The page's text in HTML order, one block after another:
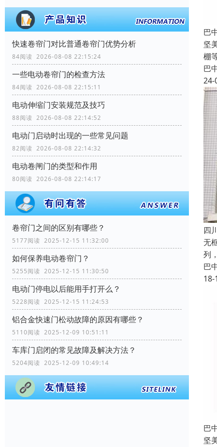
快速卷帘门对比普通卷帘门优势分析
84阅读 2026-08-08 22:15:24
一些电动卷帘门的检查方法
84阅读 2026-08-08 22:15:11
电动伸缩门安装规范及技巧
88阅读 2026-08-08 22:14:52
电动门启动时出现的一些常见问题
82阅读 2026-08-08 22:14:32
电动卷闸门的类型和作用
80阅读 2026-08-08 22:14:17
卷帘门之间的区别有哪些？
5177阅读 2025-12-15 11:32:00
如何保养电动卷帘门？
5255阅读 2025-12-15 11:30:50
电动门停电以后能用手打开么？
5228阅读 2025-12-15 11:24:53
铝合金快速门松动故障的原因有哪些？
5110阅读 2025-12-09 10:51:11
车库门启闭的常见故障及解决方法？
5204阅读 2025-12-09 10:49:14
巴
坚
棚
巴
24-
四
无
列
巴
18-
巴
坚